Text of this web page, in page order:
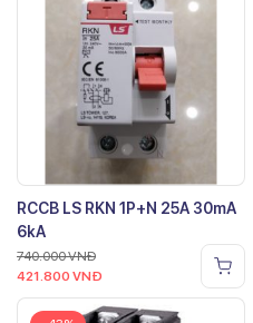
RCCB LS RKN 1P+N 25A 30mA
6kA
740.000VNĐ
421.800 VNĐ